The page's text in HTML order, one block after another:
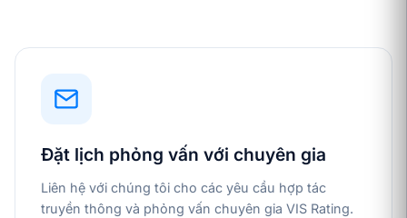
Đặt lịch phỏng vấn với chuyên gia
Liên hệ với chúng tôi cho các yêu cầu hợp tác
truyền thông và phỏng vấn chuyên gia VIS Rating.